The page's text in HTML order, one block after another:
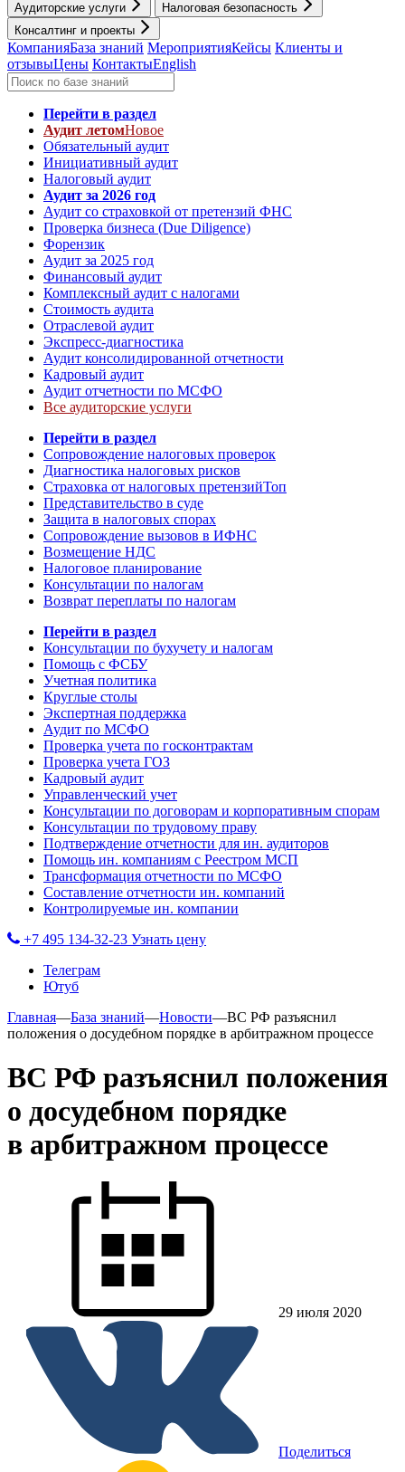
Аудиторские услуги
Налоговая безопасность
Консалтинг и проекты
КомпанияБаза знаний МероприятияКейсы Клиенты и
отзывыЦены КонтактыEnglish
Перейти в раздел
Аудит летомНовое
Обязательный аудит
Инициативный аудит
Налоговый аудит
Аудит за 2026 год
Аудит со страховкой от претензий ФНС
Проверка бизнеса (Due Diligence)
Форензик
Аудит за 2025 год
Финансовый аудит
Комплексный аудит с налогами
Стоимость аудита
Отраслевой аудит
Экспресс-диагностика
Аудит консолидированной отчетности
Кадровый аудит
Аудит отчетности по МСФО
Все аудиторские услуги
Перейти в раздел
Сопровождение налоговых проверок
Диагностика налоговых рисков
Страховка от налоговых претензийТоп
Представительство в суде
Защита в налоговых спорах
Сопровождение вызовов в ИФНС
Возмещение НДС
Налоговое планирование
Консультации по налогам
Возврат переплаты по налогам
Перейти в раздел
Консультации по бухучету и налогам
Помощь с ФСБУ
Учетная политика
Круглые столы
Экспертная поддержка
Аудит по МСФО
Проверка учета по госконтрактам
Проверка учета ГОЗ
Кадровый аудит
Управленческий учет
Консультации по договорам и корпоративным спорам
Консультации по трудовому праву
Подтверждение отчетности для ин. аудиторов
Помощь ин. компаниям с Реестром МСП
Трансформация отчетности по МСФО
Составление отчетности ин. компаний
Контролируемые ин. компании
+7 495 134-32-23 Узнать цену
Телеграм
Ютуб
Главная—База знаний—Новости—ВС РФ разъяснил
положения о досудебном порядке в арбитражном процессе
ВС РФ разъяснил положения
о досудебном порядке
в арбитражном процессе
29 июля 2020
Поделиться